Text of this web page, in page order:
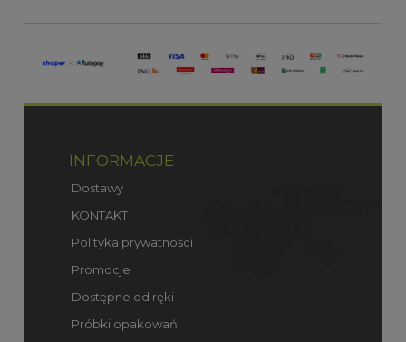
INFORMACJE
Dostawy
KONTAKT
Polityka prywatności
Promocje
Dostępne od ręki
Próbki opakowań